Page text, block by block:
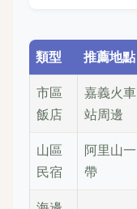
類型 推薦地點
市區
飯店
嘉義火車
站周邊
山區
民宿
阿里山一
帶